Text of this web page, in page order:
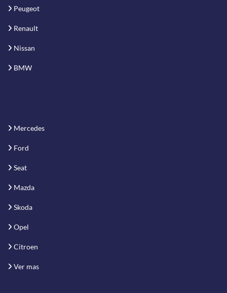
Peugeot
Renault
Nissan
BMW
Mercedes
Ford
Seat
Mazda
Skoda
Opel
Citroen
Ver mas